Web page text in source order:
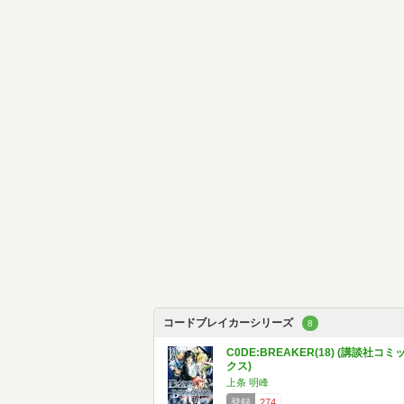
コードブレイカーシリーズ 8
C0DE:BREAKER(18) (講談社コミ
クス)
上条 明峰